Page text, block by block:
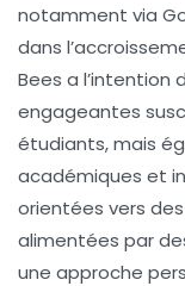
notamment via
dans
Bees a l’intention
engageantes
étudiants, mais
académiques et
orientées vers
alimentées par
une approche